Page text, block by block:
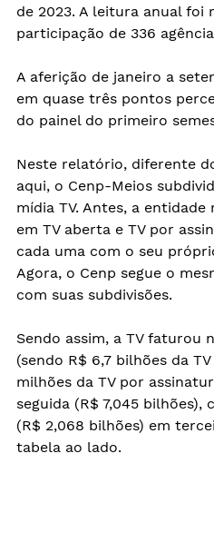
de 2023. A leitura anual foi
participação de 336
A aferição de janeiro a
em quase três pontos
do painel do primeiro
Neste relatório, diferente
aqui, o Cenp-Meios
mídia TV. Antes, a
em TV aberta e TV por
cada uma com o seu
Agora, o Cenp segue o
com suas subdivisões.
Sendo assim, a TV faturou
(sendo R$ 6,7 bilhões da
milhões da TV por
seguida (R$ 7,045
(R$ 2,068 bilhões) em
tabela ao lado.